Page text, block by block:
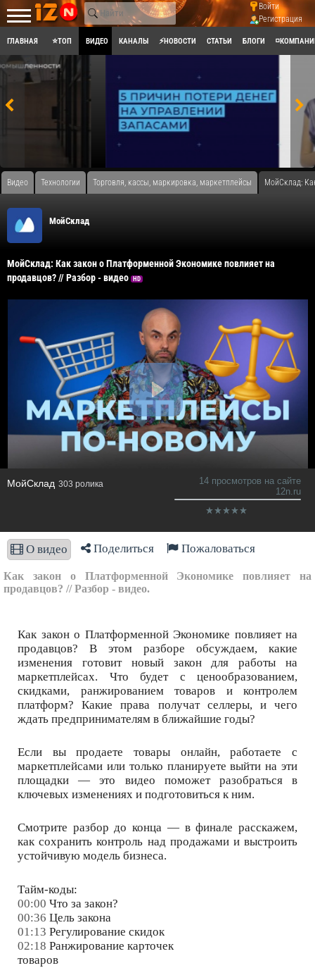
Войти
Регистрация
ГЛАВНАЯ ⭐ТОП ВИДЕО КАНАЛЫ ⚡НОВОСТИ СТАТЬИ БЛОГИ
Видео Технологии Торговля, кассы, маркировка, маркетплейсы МойСклад:
МойСклад
МойСклад: Как закон о Платформенной Экономике повлияет на
продавцов? // Разбор - видео
HD
МойСклад 303 ролика
14 просмотров на сайте
12n.ru
О видео Поделиться Пожаловаться
Как закон о Платформенной Экономике повлияет на
продавцов? // Разбор - видео.
Как закон о Платформенной Экономике повлияет на
продавцов? В этом разборе обсуждаем, какие
изменения готовит новый закон для работы на
маркетплейсах. Что будет с ценообразованием,
скидками, ранжированием товаров и контролем
платформ? Какие права получат селлеры, и чего
ждать предпринимателям в ближайшие годы?
Если вы продаете товары онлайн, работаете с
маркетплейсами или только планируете выйти на эти
площадки — это видео поможет разобраться в
ключевых изменениях и подготовиться к ним.
Смотрите разбор до конца — в финале расскажем,
как сохранить контроль над продажами и выстроить
устойчивую модель бизнеса.
Тайм-коды:
00:00 Что за закон?
00:36 Цель закона
01:13 Регулирование скидок
02:18 Ранжирование карточек
товаров